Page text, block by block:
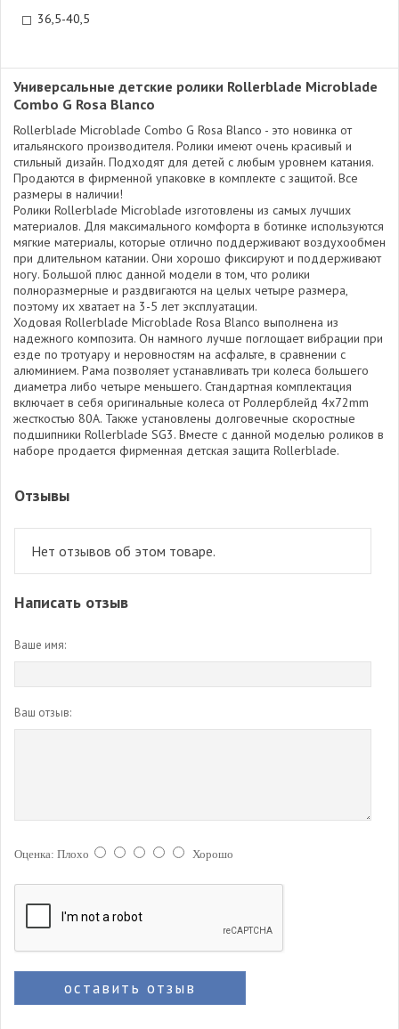
36,5-40,5
Универсальные детские ролики Rollerblade Microblade
Combo G Rosa Blanco
Rollerblade Microblade Combo G Rosa Blanco - это новинка от
итальянского производителя. Ролики имеют очень красивый и
стильный дизайн. Подходят для детей с любым уровнем катания.
Продаются в фирменной упаковке в комплекте с защитой. Все
размеры в наличии!
Ролики Rollerblade Microblade изготовлены из самых лучших
материалов. Для максимального комфорта в ботинке используются
мягкие материалы, которые отлично поддерживают воздухообмен
при длительном катании. Они хорошо фиксируют и поддерживают
ногу. Большой плюс данной модели в том, что ролики
полноразмерные и раздвигаются на целых четыре размера,
поэтому их хватает на 3-5 лет эксплуатации.
Ходовая Rollerblade Microblade Rosa Blanco выполнена из
надежного композита. Он намного лучше поглощает вибрации при
езде по тротуару и неровностям на асфальте, в сравнении с
алюминием. Рама позволяет устанавливать три колеса большего
диаметра либо четыре меньшего. Стандартная комплектация
включает в себя оригинальные колеса от Роллерблейд 4x72mm
жесткостью 80А. Также установлены долговечные скоростные
подшипники Rollerblade SG3. Вместе с данной моделью роликов в
наборе продается фирменная детская защита Rollerblade.
Отзывы
Нет отзывов об этом товаре.
Написать отзыв
Ваше имя:
Ваш отзыв:
Оценка: Плохо Хорошо
оставить отзыв